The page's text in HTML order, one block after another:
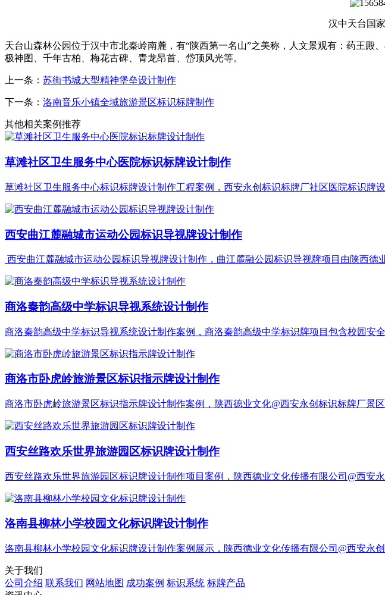
汉中天台国
天台山森林公园位于汉中市北秦岭南麓，有“陕西第一名山”之美称，人文景观有：药王
极神图、千年古柏、梅花古碑、青龙昂首、岱顶风光等。
上一条： 苏街书城大型精神堡垒设计制作
下一条： 洛南音乐小镇全域旅游景区标识标牌制作
其他相关案例推荐
草滩社区卫生服务中心医院标识标牌设计制作
草滩社区卫生服务中心标识标牌设计制作工程案例，西安永创标识标牌厂社区医院标识牌
西安曲江麓融城市运动公园标识导视牌设计制作
西安曲江麓融城市运动公园标识导视牌设计制作，曲江麓融公园标识导视牌项目由陕西德
商洛秦韵高级中学标识导视系统设计制作
商洛秦韵高级中学标识导视系统设计制作案例，商洛秦韵高级中学标识牌项目包含校园安
商洛市卧虎岭旅游景区标识指示牌设计制作
商洛市卧虎岭旅游景区标识指示牌设计制作案例，陕西德业文化@西安永创标识标牌厂景
西安丝路欢乐世界旅游园区标识牌设计制作
西安丝路欢乐世界旅游园区标识牌设计制作项目案例，陕西德业文化传播有限公司@西安
洛南县柳林小学校园文化标识牌设计制作
洛南县柳林小学校园文化标识牌设计制作案例展示，陕西德业文化传播有限公司@西安永
关于我们
公司介绍 联系我们 网站地图 成功案例 标识系统 标牌产品